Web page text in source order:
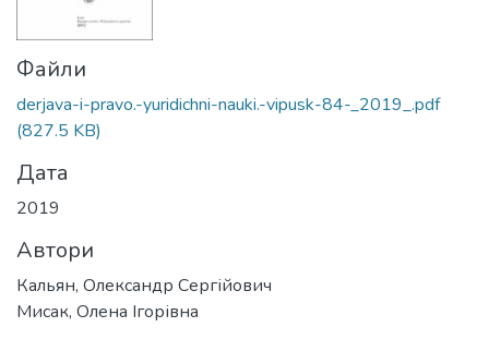
Файли
derjava-i-pravo.-yuridichni-nauki.-vipusk-84-_2019_.pdf
(827.5 KB)
Дата
2019
Автори
Кальян, Олександр Сергійович
Мисак, Олена Ігорівна